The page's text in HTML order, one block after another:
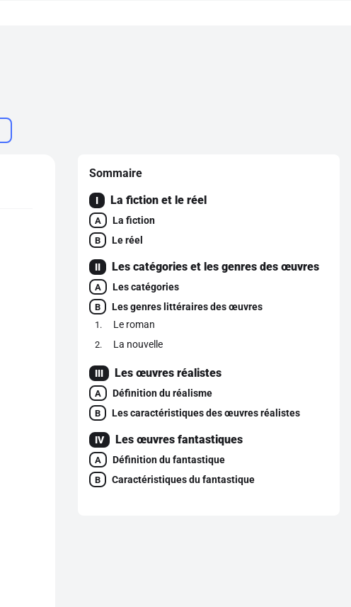
Sommaire
I La fiction et le réel
A La fiction
B Le réel
II Les catégories et les genres des œuvres
A Les catégories
B Les genres littéraires des œuvres
1 Le roman
2 La nouvelle
III Les œuvres réalistes
A Définition du réalisme
B Les caractéristiques des œuvres réalistes
IV Les œuvres fantastiques
A Définition du fantastique
B Caractéristiques du fantastique